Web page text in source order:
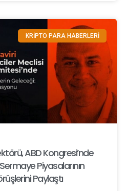
KRİPTO PARA HABERLERİ
ABD Kongresi’nde
Piyasalarının
Paylaştı